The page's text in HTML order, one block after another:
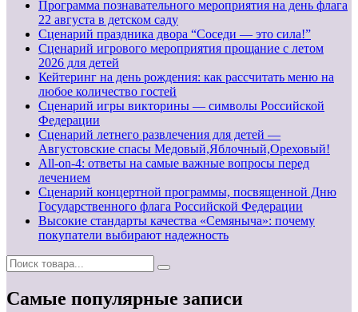
Программа познавательного мероприятия на день флага
22 августа в детском саду
Сценарий праздника двора “Соседи — это сила!”
Сценарий игрового мероприятия прощание с летом
2026 для детей
Кейтеринг на день рождения: как рассчитать меню на
любое количество гостей
Сценарий игры викторины — символы Российской
Федерации
Сценарий летнего развлечения для детей —
Августовские спасы Медовый,Яблочный,Ореховый!
All-on-4: ответы на самые важные вопросы перед
лечением
Сценарий концертной программы, посвященной Дню
Государственного флага Российской Федерации
Высокие стандарты качества «Семяныча»: почему
покупатели выбирают надежность
Самые популярные записи